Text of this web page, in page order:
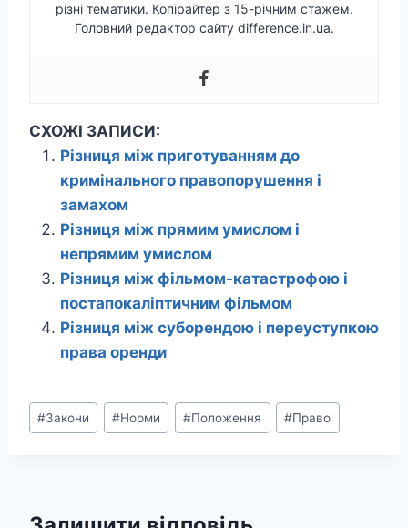
різні тематики. Копірайтер з 15-річним стажем.
Головний редактор сайту difference.in.ua.
СХОЖІ ЗАПИСИ:
Різниця між приготуванням до
кримінального правопорушення і
замахом
Різниця між прямим умислом і
непрямим умислом
Різниця між фільмом-катастрофою і
постапокаліптичним фільмом
Різниця між суборендою і переуступкою
права оренди
Позначки
запису:
#Закони #Норми #Положення #Право